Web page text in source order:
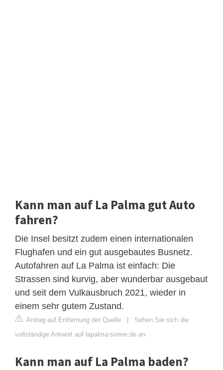
Kann man auf La Palma gut Auto
fahren?
Die Insel besitzt zudem einen internationalen
Flughafen und ein gut ausgebautes Busnetz.
Autofahren auf La Palma ist einfach: Die
Strassen sind kurvig, aber wunderbar ausgebaut
und seit dem Vulkausbruch 2021, wieder in
einem sehr gutem Zustand.
Antrag auf Entfernung der Quelle | Sehen Sie sich die
vollständige Antwort auf lapalma-sonne.de an
Kann man auf La Palma baden?